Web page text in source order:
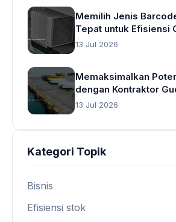
Memilih Jenis
Tepat untuk Efisiensi
Gudang
13 Jul 2026
Memaksimalkan
dengan Kontraktor
13 Jul 2026
Kategori Topik
Bisnis
Efisiensi stok